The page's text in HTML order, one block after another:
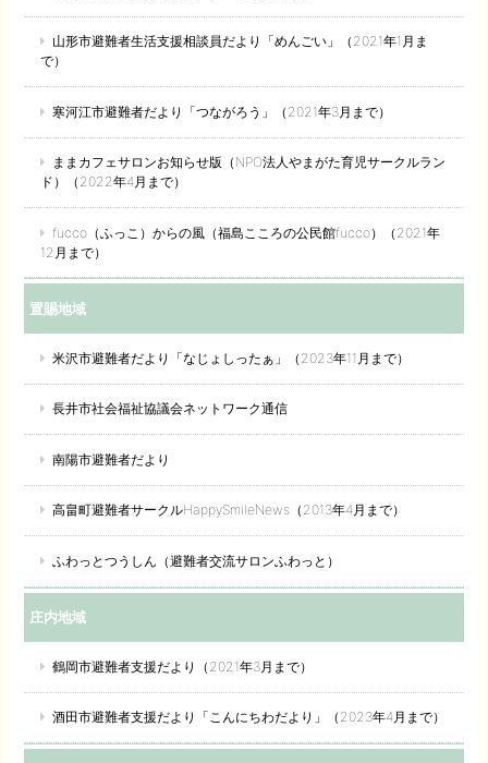
山形市避難者生活支援相談員だより「めんごい」（2021年1月ま
で）
寒河江市避難者だより「つながろう」（2021年3月まで）
ままカフェサロンお知らせ版（NPO法人やまがた育児サークルラン
ド）（2022年4月まで）
fucco（ふっこ）からの風（福島こころの公民館fucco）（2021年
12月まで）
置賜地域
米沢市避難者だより「なじょしったぁ」（2023年11月まで）
長井市社会福祉協議会ネットワーク通信
南陽市避難者だより
高畠町避難者サークルHappySmileNews（2013年4月まで）
ふわっとつうしん（避難者交流サロンふわっと）
庄内地域
鶴岡市避難者支援だより（2021年3月まで）
酒田市避難者支援だより「こんにちわだより」（2023年4月まで）